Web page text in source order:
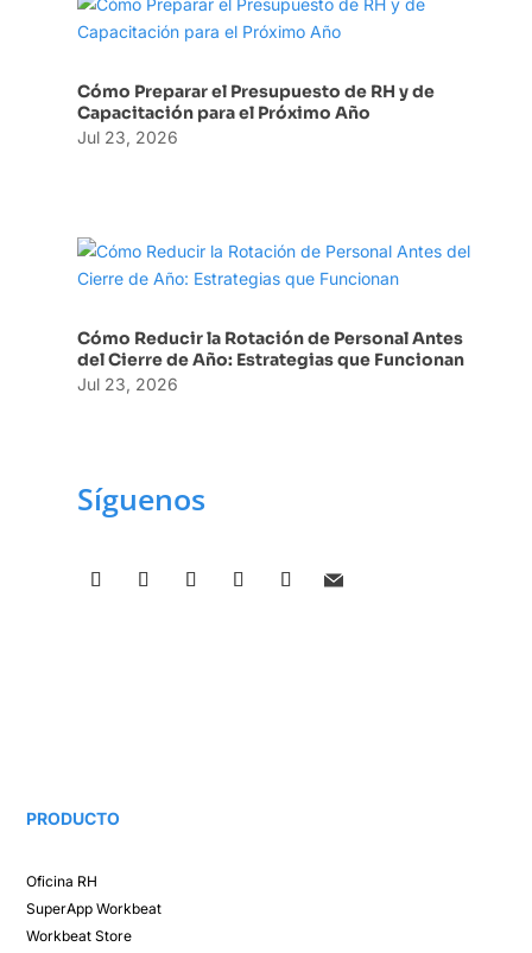
Cómo Preparar el Presupuesto de RH y de
Capacitación para el Próximo Año
Jul 23, 2026
Cómo Reducir la Rotación de Personal Antes
del Cierre de Año: Estrategias que Funcionan
Jul 23, 2026
Síguenos
PRODUCTO
Oficina RH​
SuperAppWorkbeat
Workbeat Store​